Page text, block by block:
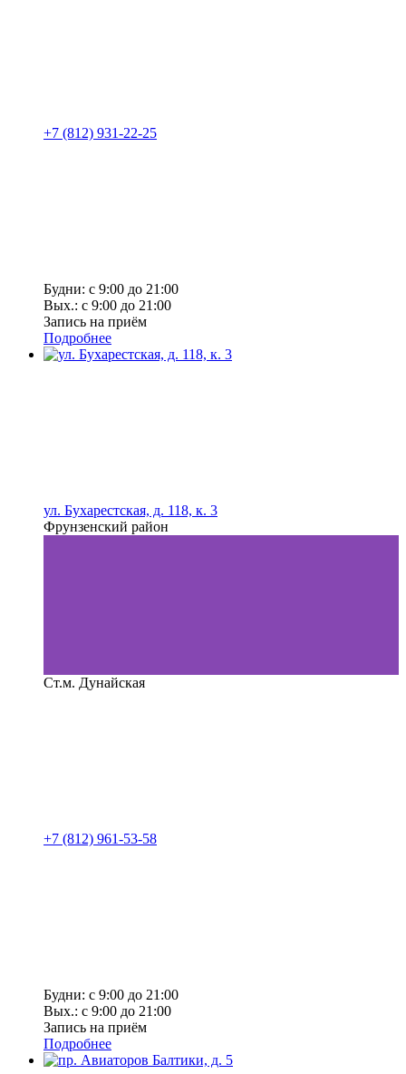
+7 (812) 931-22-25
Будни: с 9:00 до 21:00
Вых.: с 9:00 до 21:00
Запись на приём
Подробнее
ул. Бухарестская, д. 118, к. 3
Фрунзенский район
Ст.м. Дунайская
+7 (812) 961-53-58
Будни: с 9:00 до 21:00
Вых.: с 9:00 до 21:00
Запись на приём
Подробнее